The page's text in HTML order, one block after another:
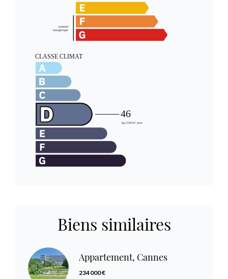
Biens similaires
Appartement, Cannes
234 000 €